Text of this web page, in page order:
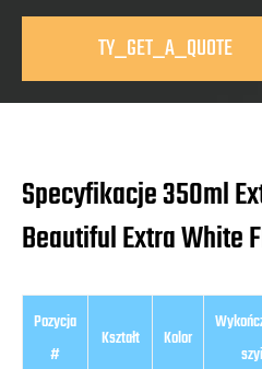
TY_GET_A_QUOTE
Specyfikacje 350ml
Beautiful Extra White
Pozycja
#
Kształt Kolor
szyi